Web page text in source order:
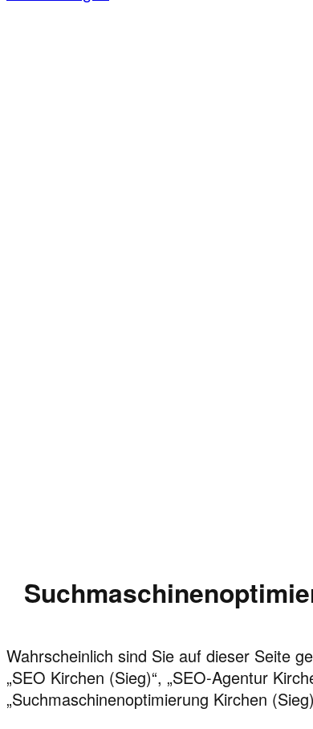
Wahrscheinlich sind Sie auf dieser Seite
„SEO Kirchen (Sieg)“, „SEO-Agentur
„Suchmaschinenoptimierung Kirchen